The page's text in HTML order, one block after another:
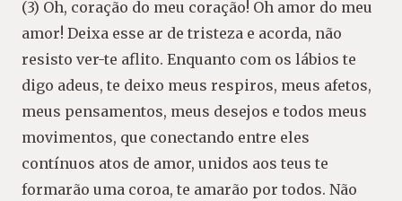
(3) Oh, coração do meu coração! Oh amor do meu
amor! Deixa esse ar de tristeza e acorda, não
resisto ver-te aflito. Enquanto com os lábios te
digo adeus, te deixo meus respiros, meus afetos,
meus pensamentos, meus desejos e todos meus
movimentos, que conectando entre eles
contínuos atos de amor, unidos aos teus te
formarão uma coroa, te amarão por todos. Não